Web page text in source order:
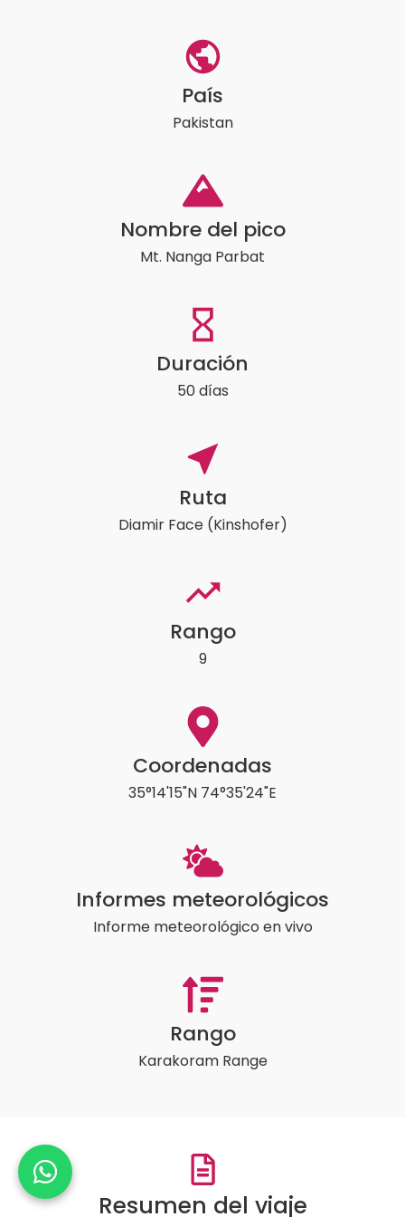
País
Pakistan
Nombre del pico
Mt. Nanga Parbat
Duración
50 días
Ruta
Diamir Face (Kinshofer)
Rango
9
Coordenadas
35°14'15"N 74°35'24"E
Informes meteorológicos
Informe meteorológico en vivo
Rango
Karakoram Range
Resumen del viaje